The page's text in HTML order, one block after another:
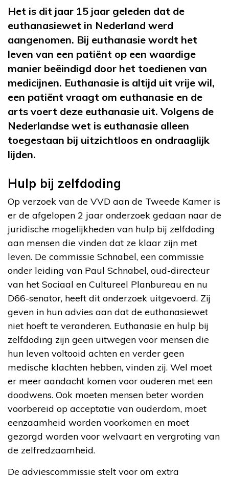
Het is dit jaar 15 jaar geleden dat de
euthanasiewet in Nederland werd
aangenomen. Bij euthanasie wordt het
leven van een patiënt op een waardige
manier beëindigd door het toedienen van
medicijnen. Euthanasie is altijd uit vrije wil,
een patiënt vraagt om euthanasie en de
arts voert deze euthanasie uit. Volgens de
Nederlandse wet is euthanasie alleen
toegestaan bij uitzichtloos en ondraaglijk
lijden.
Hulp bij zelfdoding
Op verzoek van de VVD aan de Tweede Kamer is
er de afgelopen 2 jaar onderzoek gedaan naar de
juridische mogelijkheden van hulp bij zelfdoding
aan mensen die vinden dat ze klaar zijn met
leven. De commissie Schnabel, een commissie
onder leiding van Paul Schnabel, oud-directeur
van het Sociaal en Cultureel Planbureau en nu
D66-senator, heeft dit onderzoek uitgevoerd. Zij
geven in hun advies aan dat de euthanasiewet
niet hoeft te veranderen. Euthanasie en hulp bij
zelfdoding zijn geen uitwegen voor mensen die
hun leven voltooid achten en verder geen
medische klachten hebben, vinden zij. Wel moet
er meer aandacht komen voor ouderen met een
doodwens. Ook moeten mensen beter worden
voorbereid op acceptatie van ouderdom, moet
eenzaamheid worden voorkomen en moet
gezorgd worden voor welvaart en vergroting van
de zelfredzaamheid.
De adviescommissie stelt voor om extra